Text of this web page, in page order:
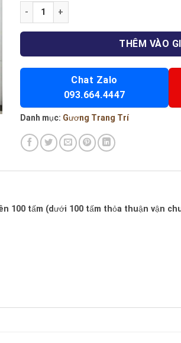
Gương trang trí 12 số lượng
THÊM VÀO
Chat Zalo
093.664.4447
Danh mục: Gương Trang Trí
100 tấm (dưới 100 tấm thỏa thuận vận